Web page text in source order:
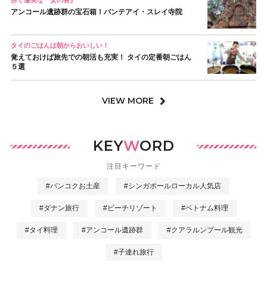
アンコール遺跡群の宝石箱！バンテアイ・スレイ寺院
タイのごはんは朝からおいしい！
覚えておけば旅先での朝活も充実！ タイの定番朝ごはん
５選
VIEW MORE
KEYWORD
注目キーワード
#バンコクお土産 #シンガポールローカル人気店
#ダナン旅行 #ビーチリゾート #ベトナム料理
#タイ料理 #アンコール遺跡群 #クアラルンプール観光
#子連れ旅行